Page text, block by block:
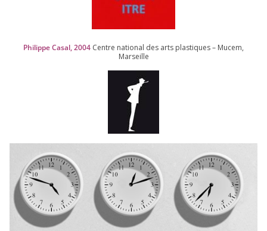
Philippe Casal,2004 Centre natio­nal des arts plas­tiques – Mucem,
Marseille